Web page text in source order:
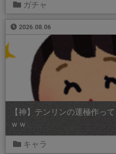
ガチャ
2026.08.06
【神】テンリンの運極作っ
ｗｗ
キャラ